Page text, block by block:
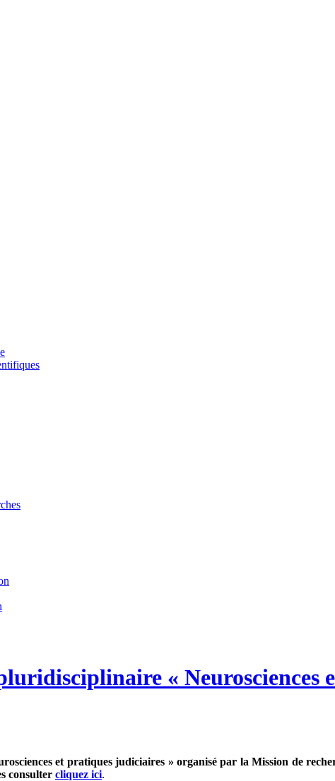
«
et pratiques judiciaires » organisé par la Mission de
consulter cliquez ici.